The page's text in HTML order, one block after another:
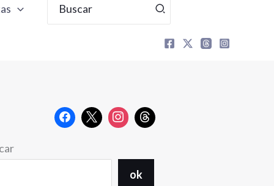
por:
ok